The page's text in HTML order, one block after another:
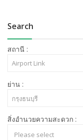
Search
สถานี :
ย่าน :
สิ่งอำนวยความสะดวก :